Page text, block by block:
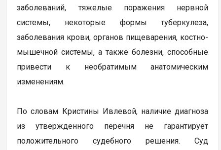
заболеваний, тяжелые поражения нервной
системы, некоторые формы туберкулеза,
заболевания крови, органов пищеварения, костно-
мышечной системы, а также болезни, способные
привести к необратимым анатомическим
изменениям.
По словам Кристины Ивлевой, наличие диагноза
из утвержденного перечня не гарантирует
положительного судебного решения. Суд